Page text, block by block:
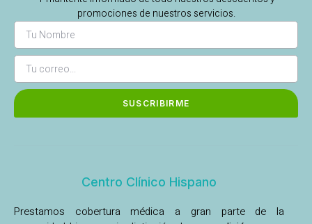
promociones de nuestros servicios.
SUSCRIBIRME
Centro Clínico Hispano
Prestamos cobertura médica a gran parte de la